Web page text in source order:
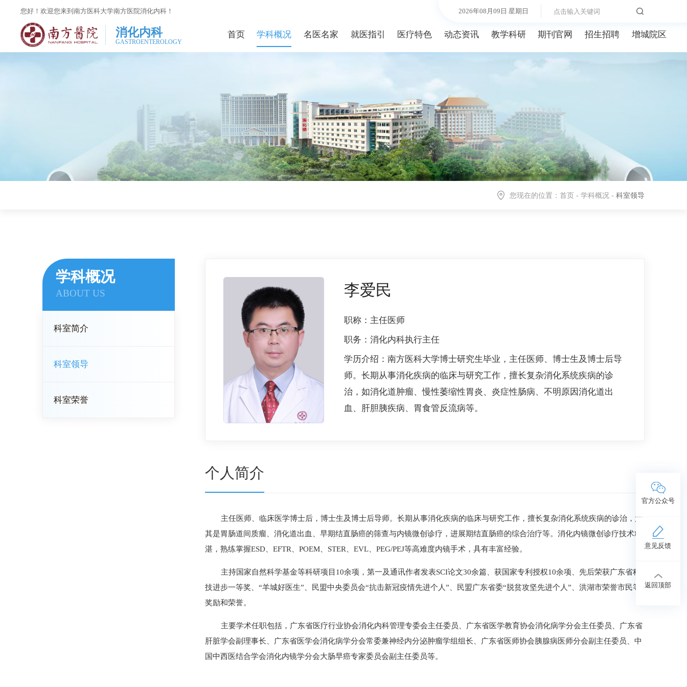
您好！欢迎您来到南方医科大学南方医院消化内科！ 2026年08月09日 星期日
消化内科
GASTROENTEROLOGY
首页 学科概况 名医名家 就医指引 医疗特色 动态资讯 教学科研 期刊官网 招生招聘 增城院区
您现在的位置： 首页- 学科概况- 科室领导
学科概况
ABOUT US
科室简介
科室领导
科室荣誉
李爱民
职称： 主任医师
职务：消化内科执行主任
学历介绍：南方医科大学博士研究生毕业，主任医师、博士生及博士后导
师。长期从事消化疾病的临床与研究工作，擅长复杂消化系统疾病的诊
治，如消化道肿瘤、慢性萎缩性胃炎、炎症性肠病、不明原因消化道出
血、肝胆胰疾病、胃食管反流病等。
个人简介
主任医师、临床医学博士后，博士生及博士后导师。长期从事消化疾病的临床与研究工作，擅长复杂消化系统疾病的诊治，尤
其是胃肠道间质瘤、消化道出血、早期结直肠癌的筛查与内镜微创诊疗，进展期结直肠癌的综合治疗等。消化内镜微创诊疗技术精
湛，熟练掌握ESD、EFTR、POEM、STER、EVL、PEG/PEJ等高难度内镜手术，具有丰富经验。
主持国家自然科学基金等科研项目10余项，第一及通讯作者发表SCI论文30余篇、获国家专利授权10余项、先后荣获广东省科
技进步一等奖、“羊城好医生”、民盟中央委员会“抗击新冠疫情先进个人”、民盟广东省委“脱贫攻坚先进个人”、洪湖市荣誉市民等
奖励和荣誉。
主要学术任职包括，广东省医疗行业协会消化内科管理专委会主任委员、广东省医学教育协会消化病学分会主任委员、广东省
肝脏学会副理事长、广东省医学会消化病学分会常委兼神经内分泌肿瘤学组组长、广东省医师协会胰腺病医师分会副主任委员、中
国中西医结合学会消化内镜学分会大肠早癌专家委员会副主任委员等。
官方公众号
意见反馈
返回顶部